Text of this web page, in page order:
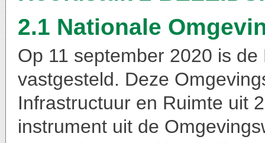
2.1 Nationale
Op 11 september 2020 is
vastgesteld. Deze
Infrastructuur en Ruimte uit
instrument uit de